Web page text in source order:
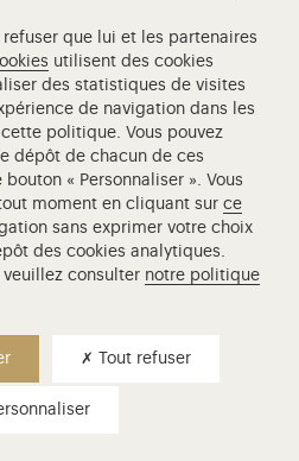
Versailles participe au
Publics+, qui vise à
des usagers
travers neuf engagements.
VERSAILLES
que lui et les partenaires
utilisent des cookies
des statistiques de visites
de navigation dans les
politique. Vous pouvez
dépôt de chacun de ces
« Personnaliser ». Vous
moment en cliquant surce
sans exprimer votre choix
des cookies analytiques.
veuillez consulter notre politique
Tout refuser